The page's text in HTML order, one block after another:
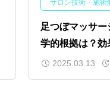
サロン技術・施術
足つぼマッサ
学的根拠は？
トを徹底解説
2025.03.13